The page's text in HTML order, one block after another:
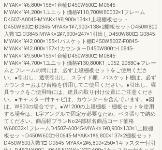
MYAK×1¥6,800×158×1台輪D450W600□-M0645-
MYAK×1¥4,200×1ユニット価格¥110,700W80032×1フレーム
D450Z-A0045-MYAK×1¥8,900×134×1上段棚板セット
D450W800□-B0845-MYAK×1¥7,900×138×2棚板セットD450W800
入数1□-C0845-MYAK×2¥7,900×247×1引出しD450W800□-G0845-
MYAK×1¥42,000×155×1バスケット棚D450W800Z-F0845-
MYAK×1¥42,000×157×1カウンターD450W800□-L0845-
MYAK×1¥9,500×159×1台輪D450W800□-M0845-
MYAK×1¥4,700×1ユニット価格¥130,800K1_L052_2088C●フレー
ムとフレームの間には、必ず上段棚板セットをご使用くださ
い。●引出し、透明引出し、スライド棚、バスケット棚は、必ず
カウンターおよび台輪を併用してご使用ください。●引出し、寝
具ラックをご使用時には、建具の取り付け位置にご注意くださ
い。●キャスター付キャビは、カウンターを含んでいます。●図
は、W800の場合です。●W1200の上段棚板・棚板セットを使用
する場合は、L字アングルで固定が必要なため、ベタ張りで納め
てください。商品幅プランNo24部材名商品コード価格
W60032×1フレームD450Z-A0045-MYAK×1¥8,900×133×1上段棚
板セットD450W600□-B0645-MYAK×1¥6,800×137×2棚板セット
D450W600入数1□-C0645-MYAK×2¥6,800×250×1キャスター付引